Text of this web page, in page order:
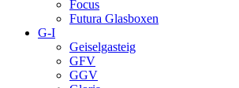
Focus
Futura Glasboxen
G-I
Geiselgasteig
GFV
GGV